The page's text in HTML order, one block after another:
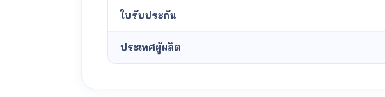
ใบรับประกัน
ประเทศผู้ผลิต